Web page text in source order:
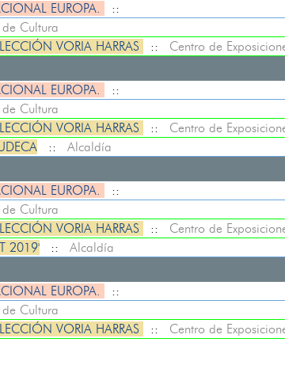
EUROPA.
::
Cultura
VORIA HARRAS
:: Centro de
EUROPA.
::
Cultura
VORIA HARRAS
:: Centro de
:: Alcaldía
EUROPA.
::
Cultura
VORIA HARRAS
:: Centro de
2019':: Alcaldía
EUROPA.
::
Cultura
VORIA HARRAS
:: Centro de